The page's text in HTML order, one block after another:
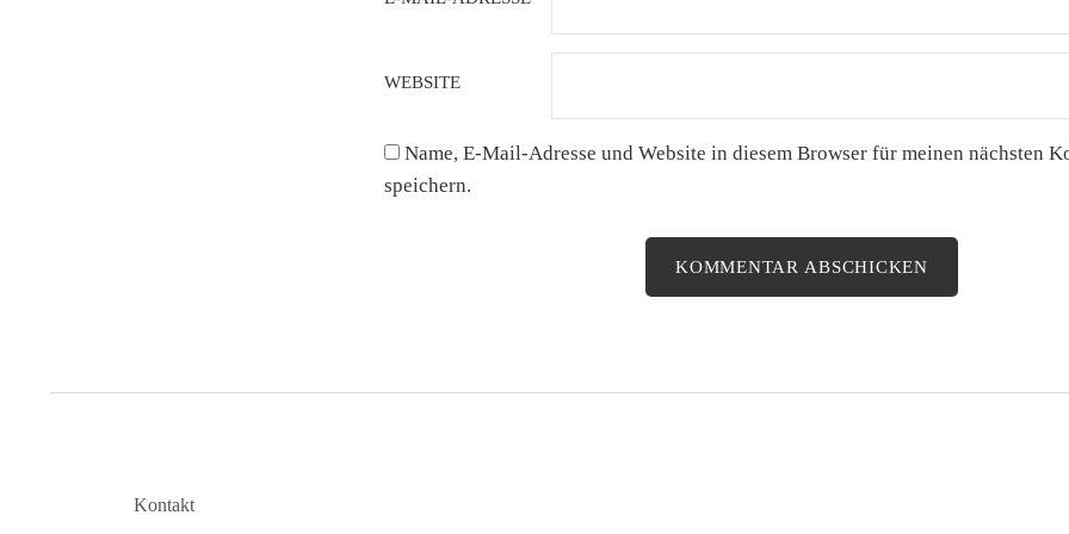
WEBSITE
Name, E-Mail-Adresse und Website in diesem Browser für meinen nächsten
speichern.
Kontakt